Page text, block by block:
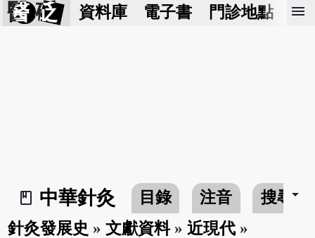
醫 砭 資料庫 電子書 門診地點 預
menu
book_2
中華針灸 目錄 注音 搜尋arrow_drop_down
針灸發展史 »文獻資料»近現代 »